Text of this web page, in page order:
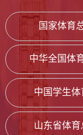
国家体育
中华全国体
中国学生体
山东省体育